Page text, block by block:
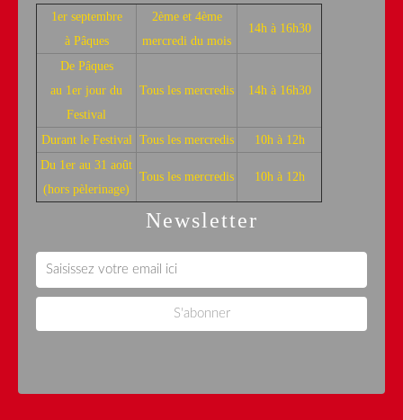
Newsletter
1er septembre
à Pâques
2ème et 4ème
mercredi du mois
14h à 16h30
De Pâques
au 1er jour du
Festival
Tous les mercredis 14h à 16h30
Durant le Festival Tous les mercredis
10h à 12h
Du 1er au 31 août
(hors pèlerinage)
Tous les mercredis 10h à 12h